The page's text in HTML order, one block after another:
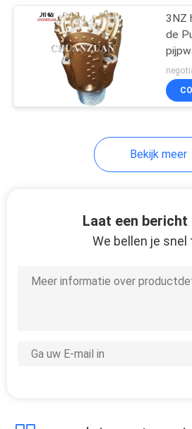
3NZ
de
het
Bekijk meer
Laat een
We bellen je snel